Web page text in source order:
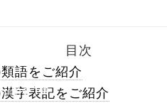
sns-
line10
目次
語をご紹介
字表記をご紹介